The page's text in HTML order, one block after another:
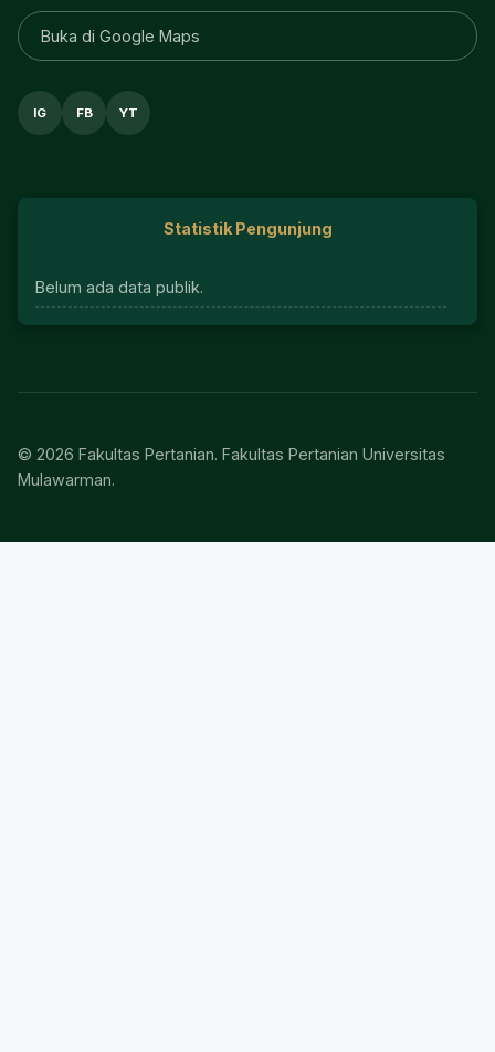
Buka di Google Maps
IG FB YT
Statistik Pengunjung
Belum ada data publik.
© 2026 Fakultas Pertanian. Fakultas Pertanian Universitas
Mulawarman.